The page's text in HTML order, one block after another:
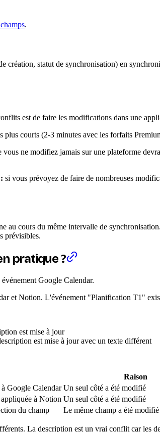
.
création, statut de synchronisation) en
est de faire les modifications dans une
plus courts (2-3 minutes avec les forfaits
vous ne modifiez jamais sur une plateforme
si vous prévoyez de faire de nombreuses
cours du même intervalle de
prévisibles.
pratique ?
Google Calendar.
et Notion. L'événement "Planification T1"
est mise à jour
est mise à jour avec un texte différent
Raison
Google Calendar Un seul côté a été modifié
à Notion Un seul côté a été modifié
du champ Le même champ a été
La description est un vrai conflit car les